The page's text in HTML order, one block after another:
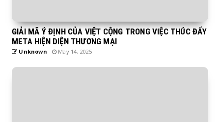
GIẢI MÃ Ý ĐỊNH CỦA VIỆT CỘNG TRONG VIỆC THÚC ĐẨY
META HIỆN DIỆN THƯƠNG MẠI
Unknown May 14, 2025